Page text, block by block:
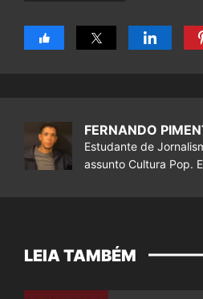
FERNANDO
Estudante de
assunto Cultura Pop.
LEIA TAMBÉM